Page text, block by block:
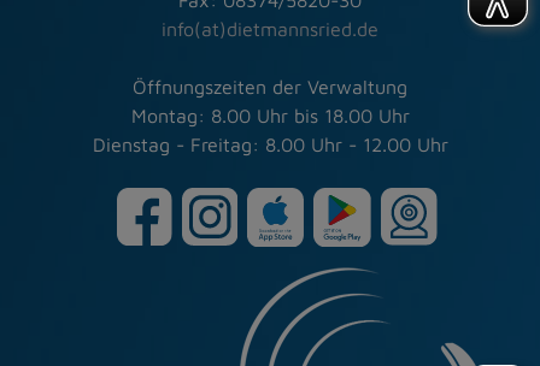
info(at)dietmannsried.de
Öffnungszeiten der Verwaltung
Montag: 8.00 Uhr bis 18.00 Uhr
Dienstag - Freitag: 8.00 Uhr - 12.00 Uhr